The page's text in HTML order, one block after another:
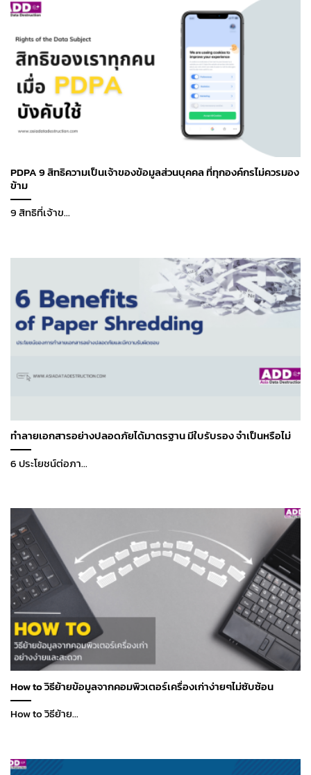
PDPA 9 สิทธิความเป็นเจ้าของข้อมูลส่วนบุคคล ที่ทุกองค์กรไม่ควรมอง
ข้าม
9 สิทธิที่เจ้าข...
ทำลายเอกสารอย่างปลอดภัยได้มาตรฐาน มีใบรับรอง จำเป็นหรือไม่
6 ประโยชน์ต่อภา...
How to วิธีย้ายข้อมูลจากคอมพิวเตอร์เครื่องเก่าง่ายๆไม่ซับซ้อน
How to วิธีย้าย...